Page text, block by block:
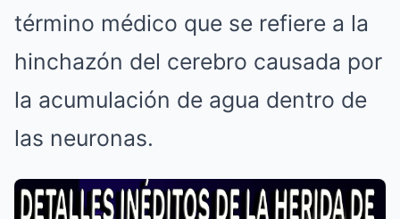
término médico que se refiere a la
hinchazón del cerebro causada por
la acumulación de agua dentro de
las neuronas.